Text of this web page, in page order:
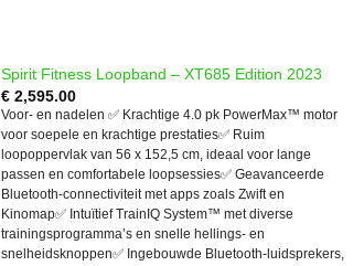
Spirit Fitness Loopband – XT685 Edition 2023
€ 2,595.00
Voor- en nadelen ✅ Krachtige 4.0 pk PowerMax™ motor
voor soepele en krachtige prestaties✅ Ruim
loopoppervlak van 56 x 152,5 cm, ideaal voor lange
passen en comfortabele loopsessies✅ Geavanceerde
Bluetooth-connectiviteit met apps zoals Zwift en
Kinomap✅ Intuïtief TrainIQ System™ met diverse
trainingsprogramma’s en snelle hellings- en
snelheidsknoppen✅ Ingebouwde Bluetooth-luidsprekers,